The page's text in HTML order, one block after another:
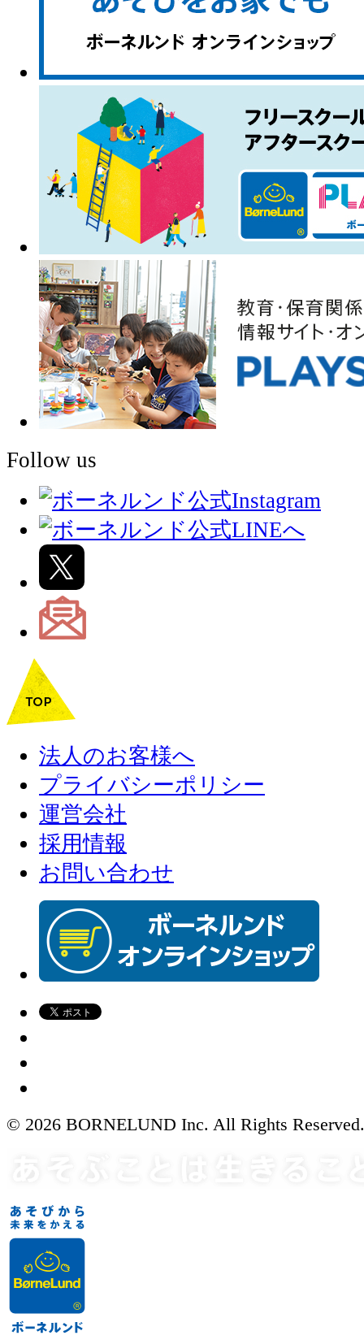
Follow us
法人のお客様へ
プライバシーポリシー
運営会社
採用情報
お問い合わせ
© 2026 BORNELUND Inc. All Rights Reserved.